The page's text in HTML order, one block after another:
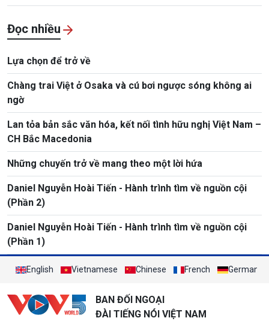
Đọc nhiều
Lựa chọn để trở về
Chàng trai Việt ở Osaka và cú bơi ngược sóng không ai
ngờ
Lan tỏa bản sắc văn hóa, kết nối tình hữu nghị Việt Nam –
CH Bắc Macedonia
Những chuyến trở về mang theo một lời hứa
Daniel Nguyễn Hoài Tiến - Hành trình tìm về nguồn cội
(Phần 2)
Daniel Nguyễn Hoài Tiến - Hành trình tìm về nguồn cội
(Phần 1)
English Vietnamese Chinese French German
BAN ĐỐI NGOẠI
ĐÀI TIẾNG NÓI VIỆT NAM